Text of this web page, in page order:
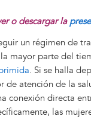
o descargar la
un régimen de
mayor parte del
. Si se halla
de atención de la
conexión directa
las